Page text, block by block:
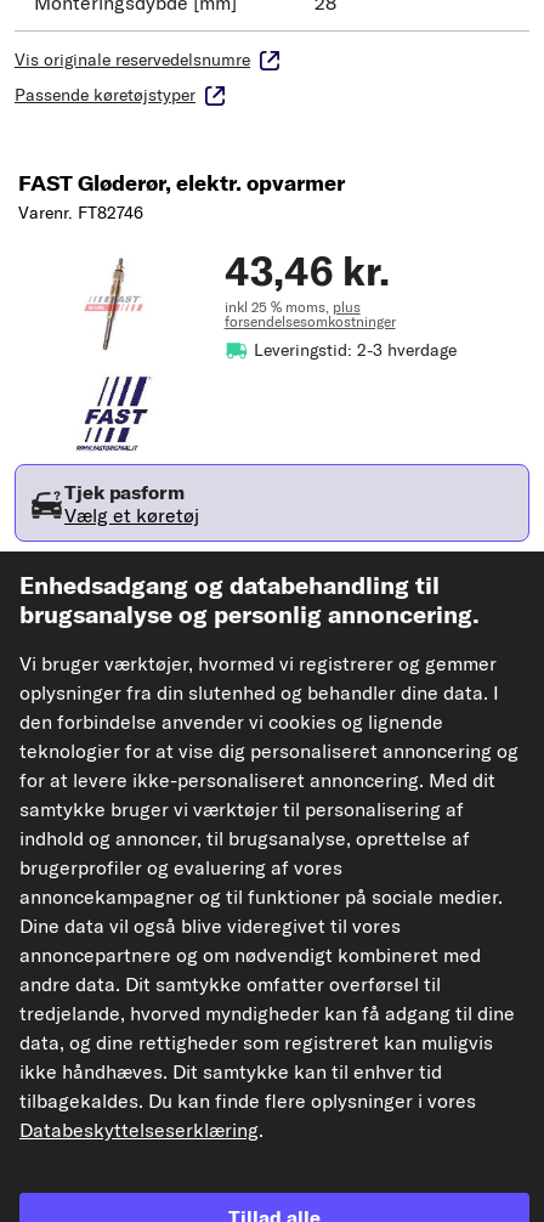
Vis originale reservedelsnumre
Passende køretøjstyper
FAST Gløderør, elektr. opvarmer
Varenr. FT82746
43,46 kr.
inkl 25 % moms, plus
forsendelsesomkostninger
Leveringstid: 2-3 hverdage
Tjek pasform
Vælg et køretøj
Læg i kurv
Tilføj til ønsker
Til detaljesiden
Vis originale reservedelsnumre
Passende køretøjstyper
FAST Gløderør, elektr. opvarmer
Varenr. FT00425
43,92 kr.
inkl 25 % moms,plus
forsendelsesomkostninger
Leveringstid: 2-3 hverdage
Enhedsadgang og databehandling til
brugsanalyse og personlig annoncering.
Vi bruger værktøjer, hvormed vi registrerer og gemmer
oplysninger fra din slutenhed og behandler dine data. I
den forbindelse anvender vi cookies og lignende
teknologier for at vise dig personaliseret annoncering og
for at levere ikke-personaliseret annoncering. Med dit
samtykke bruger vi værktøjer til personalisering af
indhold og annoncer, til brugsanalyse, oprettelse af
brugerprofiler og evaluering af vores
annoncekampagner og til funktioner på sociale medier.
Dine data vil også blive videregivet til vores
annoncepartnere og om nødvendigt kombineret med
andre data. Dit samtykke omfatter overførsel til
tredjelande, hvorved myndigheder kan få adgang til dine
data, og dine rettigheder som registreret kan muligvis
ikke håndhæves. Dit samtykke kan til enhver tid
tilbagekaldes. Du kan finde flere oplysninger i vores
Databeskyttelseserklæring.
Tillad alle